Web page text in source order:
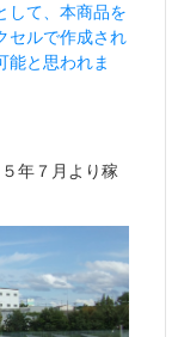
して、本商品を
セルで作成され
能と思われま
年７月より稼